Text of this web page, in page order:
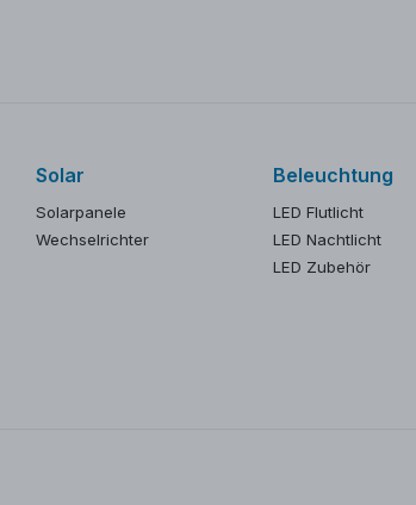
Solar
Solarpanele
Wechselrichter
Beleuchtung
LED Flutlicht
LED Nachtlicht
LED Zubehör